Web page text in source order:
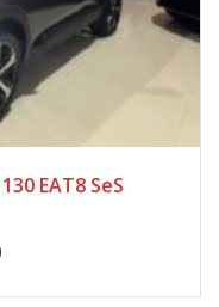
EAT8 SeS